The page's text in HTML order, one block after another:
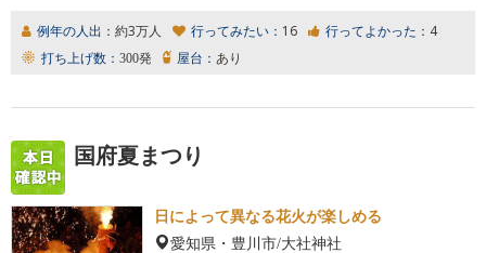
例年の人出： 約3万人 行ってみたい： 16 行ってよかった： 4
打ち上げ数： 300発 屋台： あり
国府夏まつり
日によって異なる花火が楽しめる
愛知県・豊川市/大社神社